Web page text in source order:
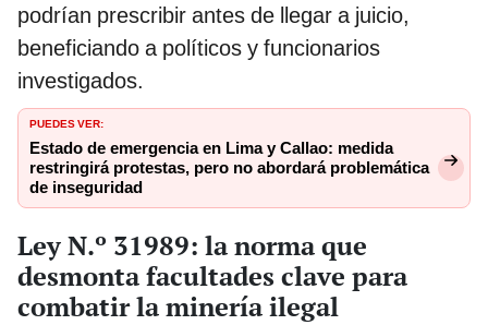
podrían prescribir antes de llegar a juicio,
beneficiando a políticos y funcionarios
investigados.
PUEDES VER:
Estado de emergencia en Lima y Callao: medida
restringirá protestas, pero no abordará problemática
de inseguridad
Ley N.º 31989: la norma que
desmonta facultades clave para
combatir la minería ilegal